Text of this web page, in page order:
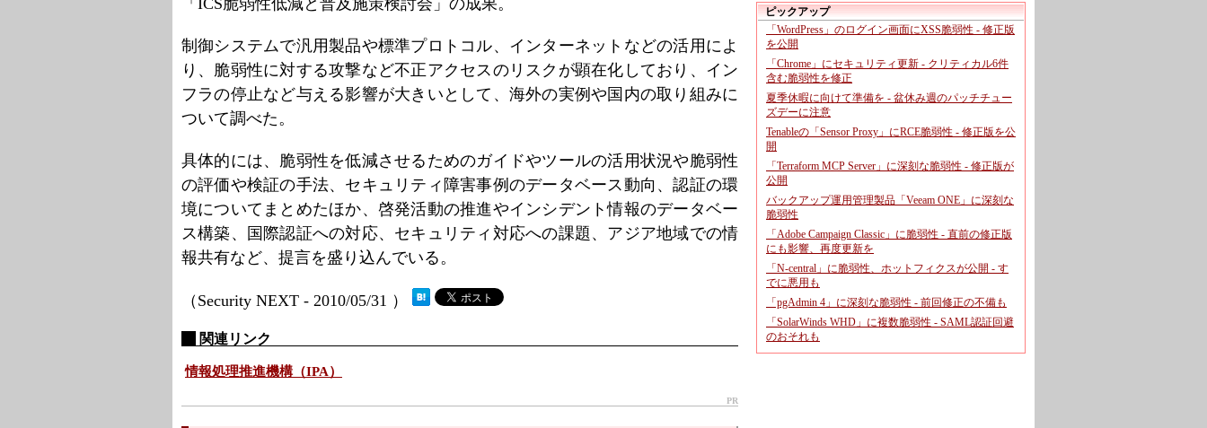
「ICS脆弱性低減と普及施策検討会」の成果。
制御システムで汎用製品や標準プロトコル、インターネットなどの活用によ
り、脆弱性に対する攻撃など不正アクセスのリスクが顕在化しており、イン
フラの停止など与える影響が大きいとして、海外の実例や国内の取り組みに
ついて調べた。
具体的には、脆弱性を低減させるためのガイドやツールの活用状況や脆弱性
の評価や検証の手法、セキュリティ障害事例のデータベース動向、認証の環
境についてまとめたほか、啓発活動の推進やインシデント情報のデータベー
ス構築、国際認証への対応、セキュリティ対応への課題、アジア地域での情
報共有など、提言を盛り込んでいる。
（Security NEXT - 2010/05/31 ）
関連リンク
情報処理推進機構（IPA）
PR
ピックアップ
「WordPress」のログイン画面にXSS脆弱性 - 修正版
を公開
「Chrome」にセキュリティ更新 - クリティカル6件
含む脆弱性を修正
夏季休暇に向けて準備を - 盆休み週のパッチチュー
ズデーに注意
Tenableの「Sensor Proxy」にRCE脆弱性 - 修正版を公
開
「Terraform MCP Server」に深刻な脆弱性 - 修正版が
公開
バックアップ運用管理製品「Veeam ONE」に深刻な
脆弱性
「Adobe Campaign Classic」に脆弱性 - 直前の修正版
にも影響、再度更新を
「N-central」に脆弱性、ホットフィクスが公開 - す
でに悪用も
「pgAdmin 4」に深刻な脆弱性 - 前回修正の不備も
「SolarWinds WHD」に複数脆弱性 - SAML認証回避
のおそれも